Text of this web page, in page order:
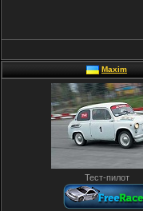
Maxim
Тест-пилот